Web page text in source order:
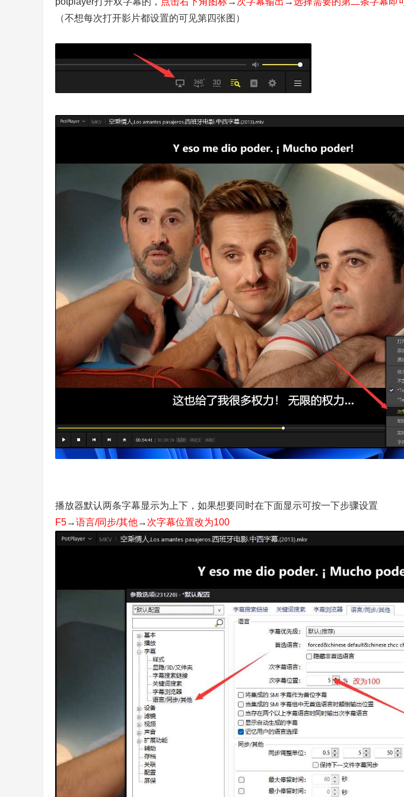
（不想每次打开影片都设置的可见第四张图）
播放器默认两条字幕显示为上下，如果想要同时在下面显示可按一下步骤设置
F5→语言/同步/其他→ 次字幕位置改为100